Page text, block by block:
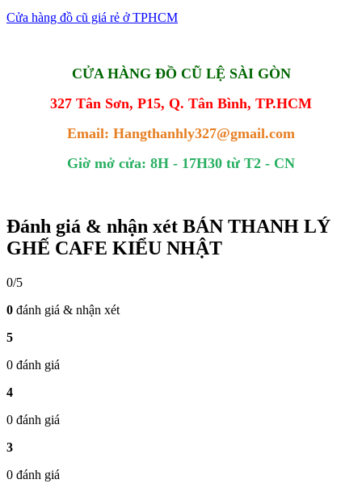
Cửa hàng đồ cũ giá rẻ ở TPHCM
CỬA HÀNG ĐỒ CŨ LỆ SÀI GÒN
327 Tân Sơn, P15, Q. Tân Bình, TP.HCM
Email: Hangthanhly327@gmail.com
Giờ mở cửa: 8H - 17H30 từ T2 - CN
Đánh giá & nhận xét BÁN THANH LÝ
GHẾ CAFE KIỂU NHẬT
0/5
0 đánh giá & nhận xét
5
0 đánh giá
4
0 đánh giá
3
0 đánh giá